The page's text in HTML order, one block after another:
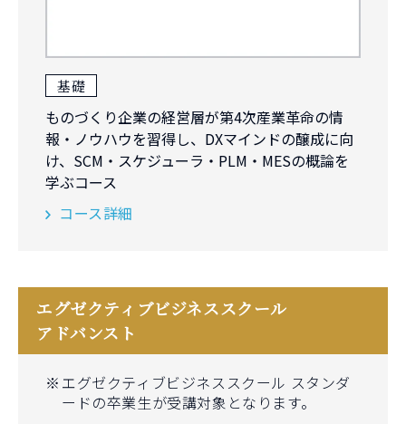
基礎
ものづくり企業の経営層が第4次産業革命の情
報・ノウハウを習得し、DXマインドの醸成に向
け、SCM・スケジューラ・PLM・MESの概論を
学ぶコース
コース詳細
エグゼクティブビジネススクール
アドバンスト
エグゼクティブビジネススクール スタンダ
ードの卒業生が受講対象となります。